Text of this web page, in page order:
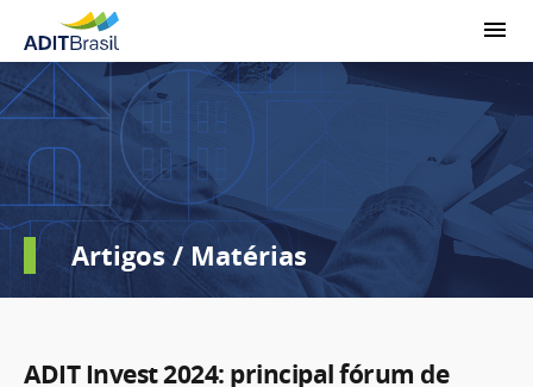
Artigos / Matérias
ADIT Invest 2024: principal fórum de